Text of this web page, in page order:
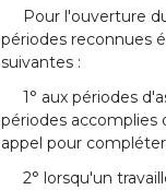
Pour l'ouverture
périodes reconnues
suivantes :
1° aux périodes
périodes accomplies
appel pour
2° lorsqu'un